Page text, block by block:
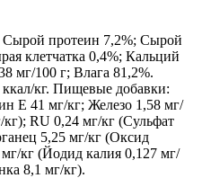
Сырой протеин 7,2%; Сырой
клетчатка 0,4%; Кальций
мг/100 г; Влага 81,2%.
кг. Пищевые добавки:
E 41 мг/кг; Железо 1,58 мг/
RU 0,24 мг/кг (Сульфат
5,25 мг/кг (Оксид
кг (Йодид калия 0,127 мг/
8,1 мг/кг).